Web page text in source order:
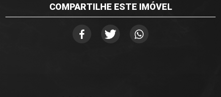
COMPARTILHE ESTE IMÓVEL